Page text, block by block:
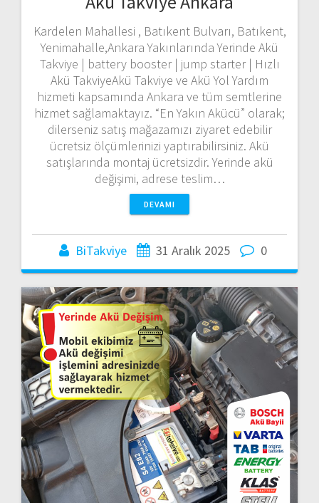
Kardelen Mahallesi , Batıkent Bulvarı, Batıkent,
Yenimahalle,Ankara Yakınlarında Yerinde Akü
Takviye | battery booster | jump starter | Hızlı
Akü TakviyeAkü Takviye ve Akü Yol Yardım
hizmeti kapsamında Ankara ve tüm semtlerine
hizmet sağlamaktayız. “En Yakın Akücü” olarak;
dilerseniz satış mağazamızı ziyaret edebilir
ücretsiz ölçümlerinizi yaptırabilirsiniz. Akü
satışlarında montaj ücretsizdir. Yerinde akü
değişimi, adrese teslim…
DEVAMI
BiTakviye 31 Aralık 2025 0